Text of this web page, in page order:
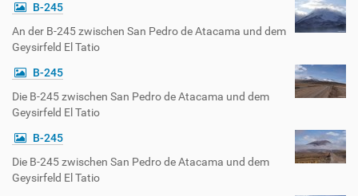
B-245
An der B-245 zwischen San Pedro de Atacama und dem
Geysirfeld El Tatio
B-245
Die B-245 zwischen San Pedro de Atacama und dem
Geysirfeld El Tatio
B-245
Die B-245 zwischen San Pedro de Atacama und dem
Geysirfeld El Tatio